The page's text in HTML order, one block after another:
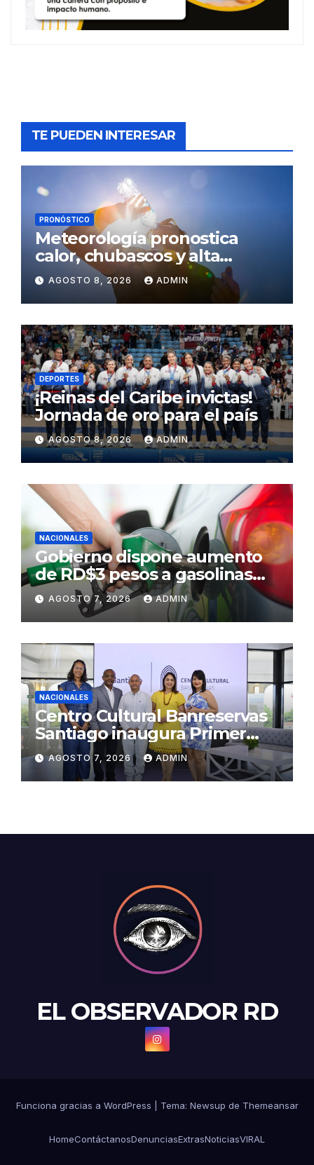
TE PUEDEN INTERESAR
PRONÓSTICO
Meteorología pronostica
calor, chubascos y alta
concentración de polvo del
Sahara para este sábado
AGOSTO 8, 2026 ADMIN
DEPORTES
¡Reinas del Caribe invictas!
Jornada de oro para el país
AGOSTO 8, 2026 ADMIN
NACIONALES
Gobierno dispone aumento
de RD$3 pesos a gasolinas
premium y regular
AGOSTO 7, 2026 ADMIN
NACIONALES
Centro Cultural Banreservas
Santiago inaugura Primer
Congreso de Artesanos de
Santiago
AGOSTO 7, 2026 ADMIN
EL OBSERVADOR RD
Funciona gracias a WordPress Tema: Newsup de Themeansar
HomeContáctanosDenunciasExtrasNoticiasVIRAL